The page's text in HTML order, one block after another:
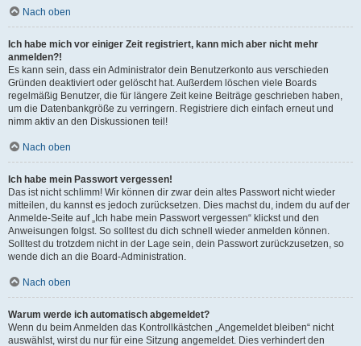
Nach oben
Ich habe mich vor einiger Zeit registriert, kann mich aber nicht mehr
anmelden?!
Es kann sein, dass ein Administrator dein Benutzerkonto aus verschieden
Gründen deaktiviert oder gelöscht hat. Außerdem löschen viele Boards
regelmäßig Benutzer, die für längere Zeit keine Beiträge geschrieben haben,
um die Datenbankgröße zu verringern. Registriere dich einfach erneut und
nimm aktiv an den Diskussionen teil!
Nach oben
Ich habe mein Passwort vergessen!
Das ist nicht schlimm! Wir können dir zwar dein altes Passwort nicht wieder
mitteilen, du kannst es jedoch zurücksetzen. Dies machst du, indem du auf der
Anmelde-Seite auf „Ich habe mein Passwort vergessen“ klickst und den
Anweisungen folgst. So solltest du dich schnell wieder anmelden können.
Solltest du trotzdem nicht in der Lage sein, dein Passwort zurückzusetzen, so
wende dich an die Board-Administration.
Nach oben
Warum werde ich automatisch abgemeldet?
Wenn du beim Anmelden das Kontrollkästchen „Angemeldet bleiben“ nicht
auswählst, wirst du nur für eine Sitzung angemeldet. Dies verhindert den